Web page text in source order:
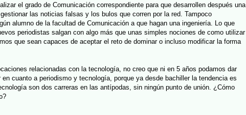
el grado de Comunicación correspondiente para que desarrollen después una
las noticias falsas y los bulos que corren por la red. Tampoco
alumno de la facultad de Comunicación a que hagan una ingeniería. Lo que
periodistas salgan con algo más que unas simples nociones de como utilizar
que sean capaces de aceptar el reto de dominar o incluso modificar la forma
relacionadas con la tecnología, no creo que ni en 5 años podamos dar
cuanto a periodismo y tecnología, porque ya desde bachiller la tendencia es
son dos carreras en las antípodas, sin ningún punto de unión. ¿Cómo